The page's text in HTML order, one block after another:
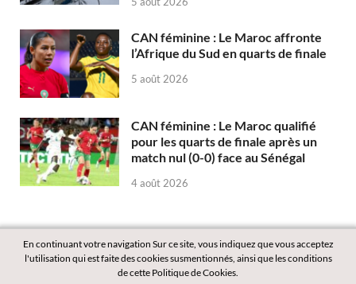
CAN féminine : Le Maroc affronte
l’Afrique du Sud en quarts de finale
5 août 2026
CAN féminine : Le Maroc qualifié
pour les quarts de finale après un
match nul (0-0) face au Sénégal
4 août 2026
En continuant votre navigation Sur ce site, vous indiquez que vous acceptez
l'utilisation qui est faite des cookies susmentionnés, ainsi que les conditions
de cette Politique de Cookies.